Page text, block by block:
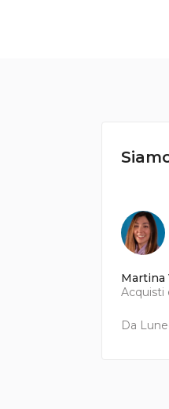
Martina
Acquisti
Da